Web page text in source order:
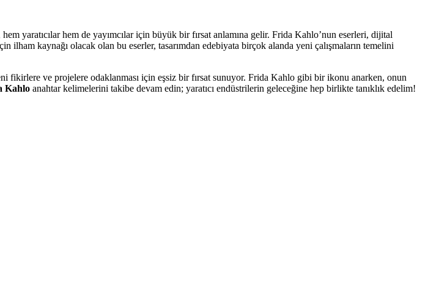
yaratıcılar hem de yayımcılar için büyük bir fırsat anlamına gelir. Frida Kahlo’nun eserleri, dijital
kaynağı olacak olan bu eserler, tasarımdan edebiyata birçok alanda yeni çalışmaların temelini
fikirlere ve projelere odaklanması için eşsiz bir fırsat sunuyor. Frida Kahlo gibi bir ikonu anarken, onun
Kahlo anahtar kelimelerini takibe devam edin; yaratıcı endüstrilerin geleceğine hep birlikte tanıklık edelim!